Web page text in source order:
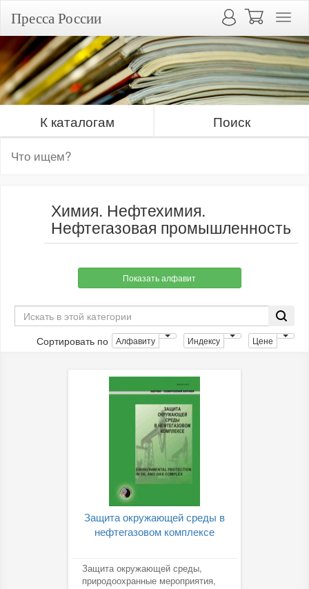
Пресса России
К каталогам Поиск
Химия. Нефтехимия.
Нефтегазовая промышленность
Показать алфавит
Сортировать по Алфавиту Индексу Цене
Защита окружающей среды в
нефтегазовом комплексе
Защита окружающей среды,
природоохранные мероприятия,